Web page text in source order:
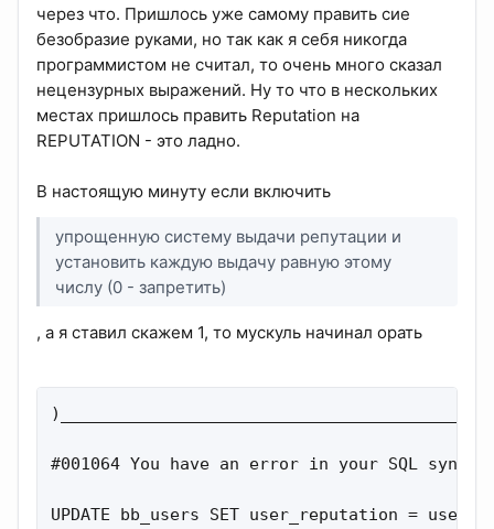
через что. Пришлось уже самому править сие
безобразие руками, но так как я себя никогда
программистом не считал, то очень много сказал
нецензурных выражений. Ну то что в нескольких
местах пришлось править Reputation на
REPUTATION - это ладно.
В настоящую минуту если включить
упрощенную систему выдачи репутации и
установить каждую выдачу равную этому
числу (0 - запретить)
, а я ставил скажем 1, то мускуль начинал орать
#001064 You have an error in your SQL
UPDATE bb_users SET user_reputation =